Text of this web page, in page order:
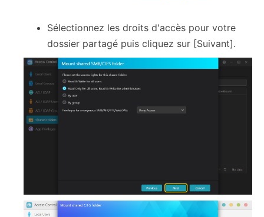
Sélectionnez les droits d'accès pour votre
dossier partagé puis cliquez sur [Suivant].